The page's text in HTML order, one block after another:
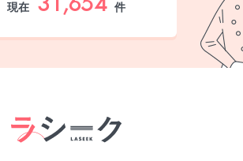
現在 31,654 件